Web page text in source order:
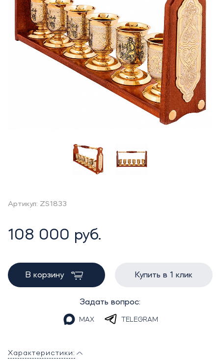
Артикул: ZS1833
108 000 руб.
В корзину Купить в 1 клик
Задать вопрос:
MAX TELEGRAM
Характеристики: